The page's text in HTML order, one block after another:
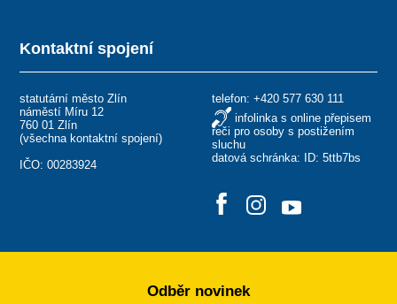
Kontaktní spojení
statutární město Zlín
náměstí Míru 12
760 01 Zlín
(všechna kontaktní spojení)
IČO: 00283924
telefon: +420 577 630 111
infolinka s online přepisem
řeči pro osoby s postižením
sluchu
datová schránka: ID: 5ttb7bs
Odběr novinek